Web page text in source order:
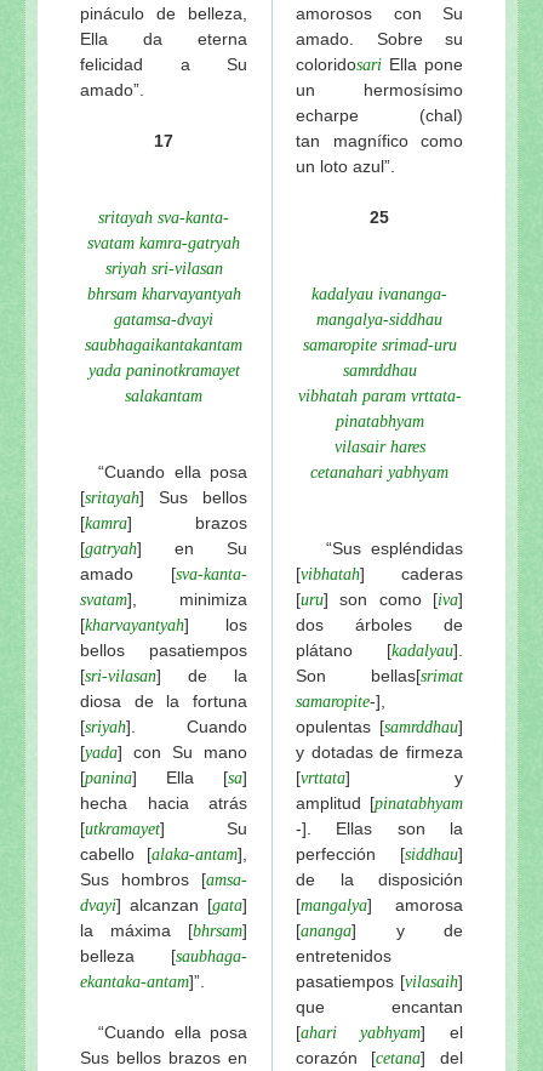
pináculo de belleza,
Ella da eterna
felicidad a Su
amado”.
17
sritayah sva-kanta-
svatam kamra-gatryah
sriyah sri-vilasan
bhrsam kharvayantyah
gatamsa-dvayi
saubhagaikantakantam
yada paninotkramayet
salakantam
“Cuando ella posa
[sritayah] Sus bellos
[kamra] brazos
[gatryah] en Su
amado [sva-kanta-
svatam], minimiza
[kharvayantyah] los
bellos pasatiempos
[sri-vilasan] de la
diosa de la fortuna
[sriyah]. Cuando
[yada] con Su mano
[panina] Ella [sa]
hecha hacia atrás
[utkramayet] Su
cabello
[alaka-antam],
Sus hombros [amsa-
dvayi] alcanzan [gata]
la máxima [bhrsam]
belleza [saubhaga-
ekantaka-antam]”.
“Cuando ella posa
Sus bellos brazos en
amorosos con Su
amado. Sobre su
coloridosari Ella pone
un hermosísimo
echarpe (chal)
tan magnífico como
un loto azul”.
25
kadalyau ivananga-
mangalya-siddhau
samaropite srimad-uru
samrddhau
vibhatah param vrttata-
pinatabhyam
vilasair hares
cetanahari yabhyam
“Sus espléndidas
[vibhatah] caderas
[uru] son como [iva]
dos árboles de
plátano
[kadalyau].
Son bellas[srimat
samaropite-],
opulentas [samrddhau]
y dotadas de firmeza
[vrttata] y
amplitud [pinatabhyam
-]. Ellas son la
perfección [siddhau]
de la disposición
[mangalya] amorosa
[ananga] y de
entretenidos
pasatiempos [vilasaih]
que encantan
[ahari yabhyam] el
corazón [cetana] del